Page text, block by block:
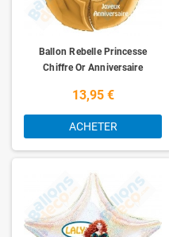
Ballon Rebelle Princesse
Chiffre Or Anniversaire
13,95 €
ACHETER